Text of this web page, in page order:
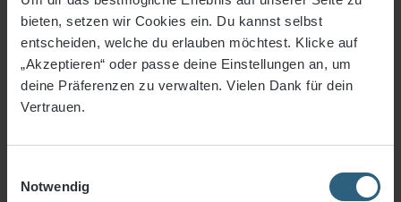
bieten, setzen wir Cookies ein. Du kannst selbst
entscheiden, welche du erlauben möchtest. Klicke auf
„Akzeptieren“ oder passe deine Einstellungen an, um
deine Präferenzen zu verwalten. Vielen Dank für dein
Vertrauen.
Notwendig
2,31 €*
Artikel-Nr.
1152-06
Materialstärke
ca. 6 mm
Material